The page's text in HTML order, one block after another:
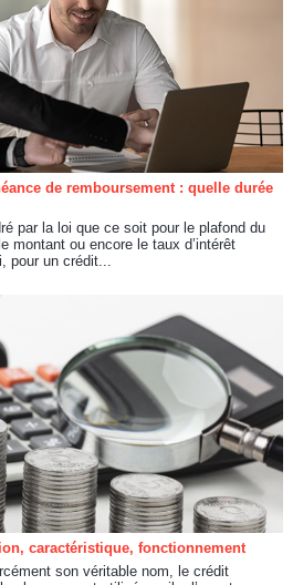
de remboursement : quelle durée
par la loi que ce soit pour le plafond du
montant ou encore le taux d’intérêt
pour un crédit...
caractéristique, fonctionnement
son véritable nom, le crédit